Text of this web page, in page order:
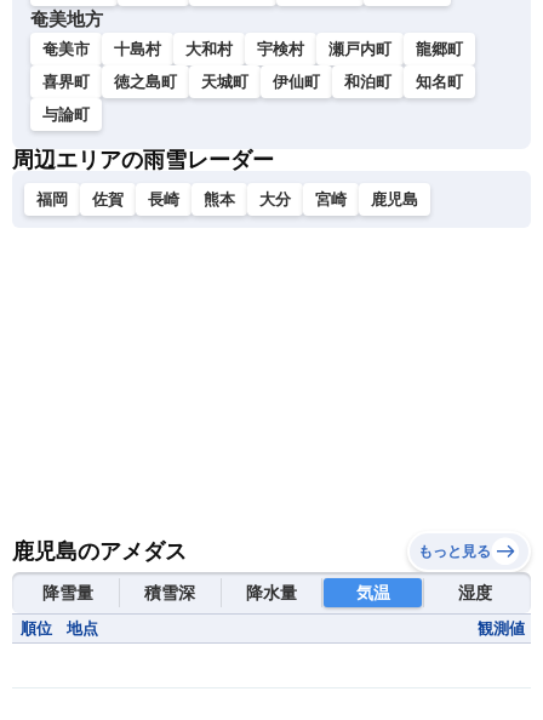
奄美地方
奄美市 十島村 大和村 宇検村 瀬戸内町
龍郷町
喜界町
徳之島町 天城町 伊仙町 和泊町
知名町
与論町
周辺エリアの雨雪レーダー
福岡 佐賀 長崎 熊本 大分 宮崎 鹿児島
鹿児島のアメダス もっと見る
降雪量 積雪深 降水量 気温 湿度
順位 地点 観測値